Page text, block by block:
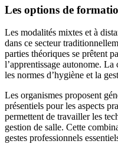
Les options de
Les modalités mixtes et à
dans ce secteur
parties théoriques se prêtent
l’apprentissage autonome.
les normes d’hygiène et la
Les organismes proposent
présentiels pour les aspects
permettent de travailler les
gestion de salle. Cette
gestes professionnels